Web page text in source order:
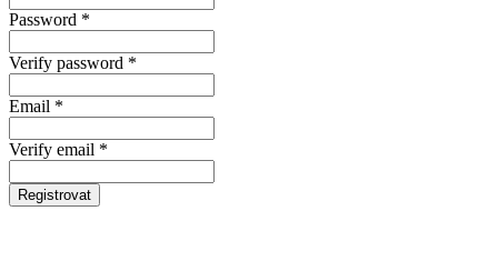
Password *
Verify password *
Email *
Verify email *
Registrovat